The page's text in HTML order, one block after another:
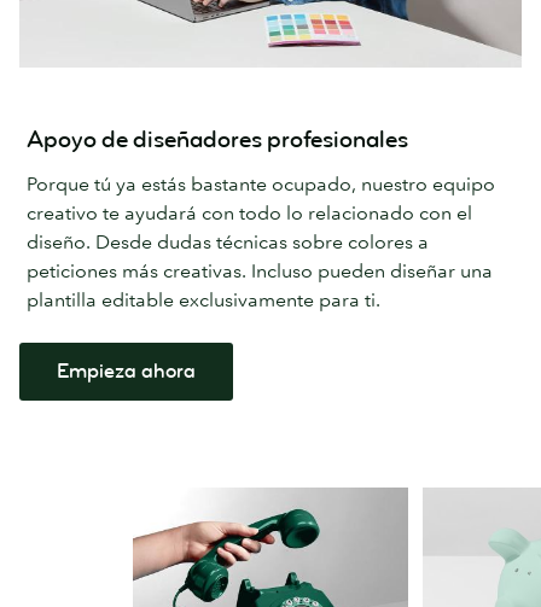
Apoyo de diseñadores profesionales
Porque tú ya estás bastante ocupado, nuestro equipo
creativo te ayudará con todo lo relacionado con el
diseño. Desde dudas técnicas sobre colores a
peticiones más creativas. Incluso pueden diseñar una
plantilla editable exclusivamente para ti.
Empieza ahora